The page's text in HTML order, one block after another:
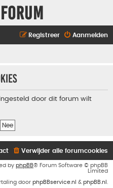
Aanmelden
Registreer
door dit forum wilt
Verwijder alle forumcookies
by phpBB® Forum Software © phpBB
Limited
door phpBBservice.nl & phpBB.nl